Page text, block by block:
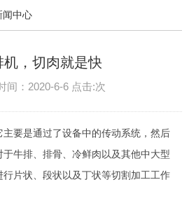
闻中心
机，切肉就是快
间：2020-6-6 点击:次
主要是通过了设备中的传动系统，然后
牛排、排骨、冷鲜肉以及其他中大型
片状、段状以及丁状等切割加工工作